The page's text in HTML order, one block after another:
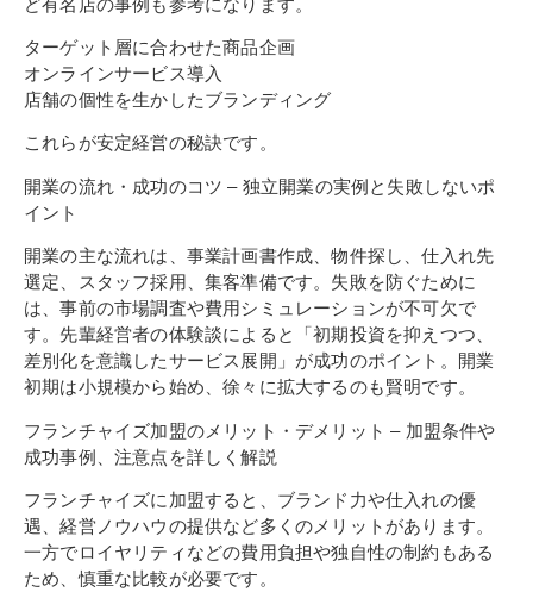
ターゲット層に合わせた商品企画
オンラインサービス導入
店舗の個性を生かしたブランディング
これらが安定経営の秘訣です。
開業の流れ・成功のコツ – 独立開業の実例と失敗しないポ
イント
開業の主な流れは、事業計画書作成、物件探し、仕入れ先
選定、スタッフ採用、集客準備です。失敗を防ぐために
は、事前の市場調査や費用シミュレーションが不可欠で
す。先輩経営者の体験談によると「初期投資を抑えつつ、
差別化を意識したサービス展開」が成功のポイント。開業
初期は小規模から始め、徐々に拡大するのも賢明です。
フランチャイズ加盟のメリット・デメリット – 加盟条件や
成功事例、注意点を詳しく解説
フランチャイズに加盟すると、ブランド力や仕入れの優
遇、経営ノウハウの提供など多くのメリットがあります。
一方でロイヤリティなどの費用負担や独自性の制約もある
ため、慎重な比較が必要です。